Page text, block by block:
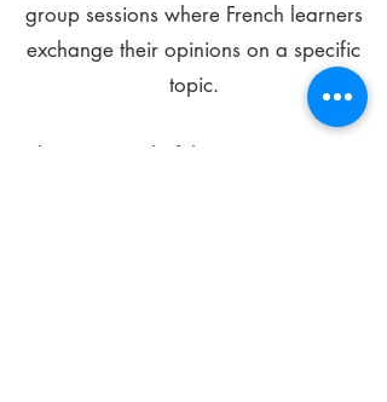
group sessions where French learners
exchange their opinions on a specific
topic.
The main goal of these meetings is to